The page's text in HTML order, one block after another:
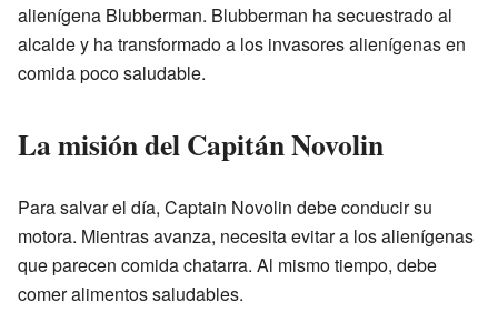
alienígena Blubberman. Blubberman ha secuestrado al
alcalde y ha transformado a los invasores alienígenas en
comida poco saludable.
La misión del Capitán Novolin
Para salvar el día, Captain Novolin debe conducir su
motora. Mientras avanza, necesita evitar a los alienígenas
que parecen comida chatarra. Al mismo tiempo, debe
comer alimentos saludables.